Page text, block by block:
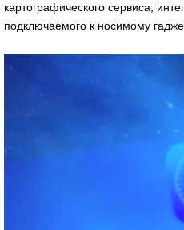
картографического сервиса,
подключаемого к носимому